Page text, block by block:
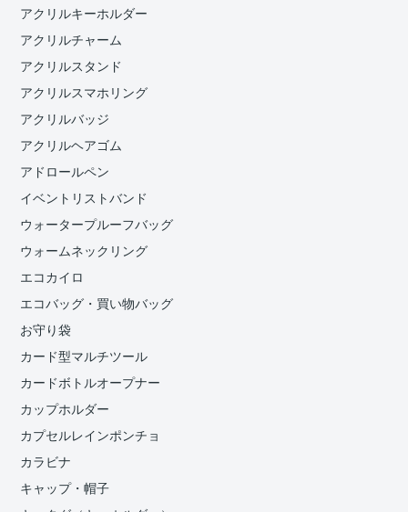
アクリルキーホルダー
アクリルチャーム
アクリルスタンド
アクリルスマホリング
アクリルバッジ
アクリルヘアゴム
アドロールペン
イベントリストバンド
ウォータープルーフバッグ
ウォームネックリング
エコカイロ
エコバッグ・買い物バッグ
お守り袋
カード型マルチツール
カードボトルオープナー
カップホルダー
カプセルレインポンチョ
カラビナ
キャップ・帽子